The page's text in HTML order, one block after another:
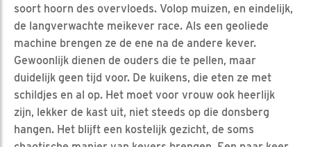
soort hoorn des overvloeds. Volop muizen, en eindelijk,
de langverwachte meikever race. Als een geoliede
machine brengen ze de ene na de andere kever.
Gewoonlijk dienen de ouders die te pellen, maar
duidelijk geen tijd voor. De kuikens, die eten ze met
schildjes en al op. Het moet voor vrouw ook heerlijk
zijn, lekker de kast uit, niet steeds op die donsberg
hangen. Het blijft een kostelijk gezicht, de soms